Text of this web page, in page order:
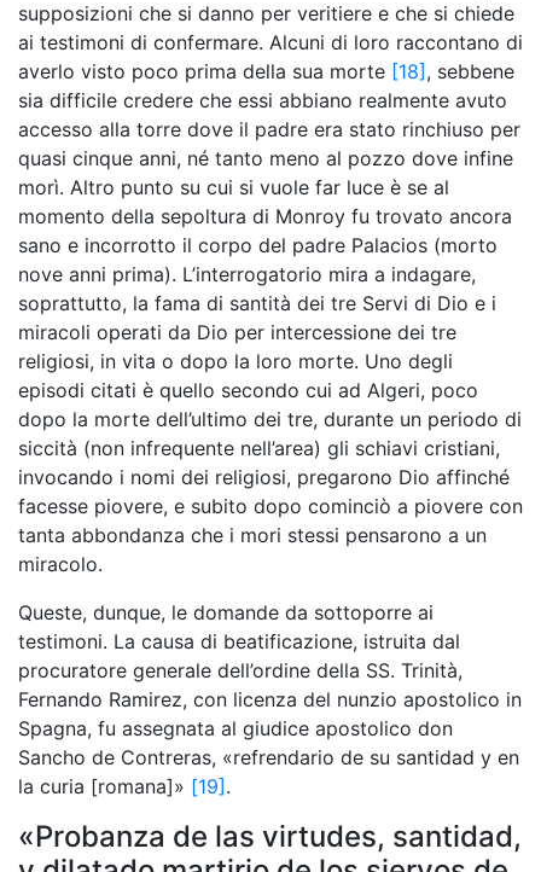
supposizioni che si danno per veritiere e che si chiede
ai testimoni di confermare. Alcuni di loro raccontano di
averlo visto poco prima della sua morte [18] , sebbene
sia difficile credere che essi abbiano realmente avuto
accesso alla torre dove il padre era stato rinchiuso per
quasi cinque anni, né tanto meno al pozzo dove infine
morì. Altro punto su cui si vuole far luce è se al
momento della sepoltura di Monroy fu trovato ancora
sano e incorrotto il corpo del padre Palacios (morto
nove anni prima). L’interrogatorio mira a indagare,
soprattutto, la fama di santità dei tre Servi di Dio e i
miracoli operati da Dio per intercessione dei tre
religiosi, in vita o dopo la loro morte. Uno degli
episodi citati è quello secondo cui ad Algeri, poco
dopo la morte dell’ultimo dei tre, durante un periodo di
siccità (non infrequente nell’area) gli schiavi cristiani,
invocando i nomi dei religiosi, pregarono Dio affinché
facesse piovere, e subito dopo cominciò a piovere con
tanta abbondanza che i mori stessi pensarono a un
miracolo.
Queste, dunque, le domande da sottoporre ai
testimoni. La causa di beatificazione, istruita dal
procuratore generale dell’ordine della SS. Trinità,
Fernando Ramirez, con licenza del nunzio apostolico in
Spagna, fu assegnata al giudice apostolico don
Sancho de Contreras, «refrendario de su santidad y en
la curia [romana]» [19] .
«Probanza de las virtudes, santidad,